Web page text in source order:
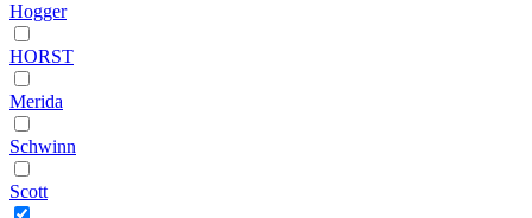
Hogger
HORST
Merida
Schwinn
Scott